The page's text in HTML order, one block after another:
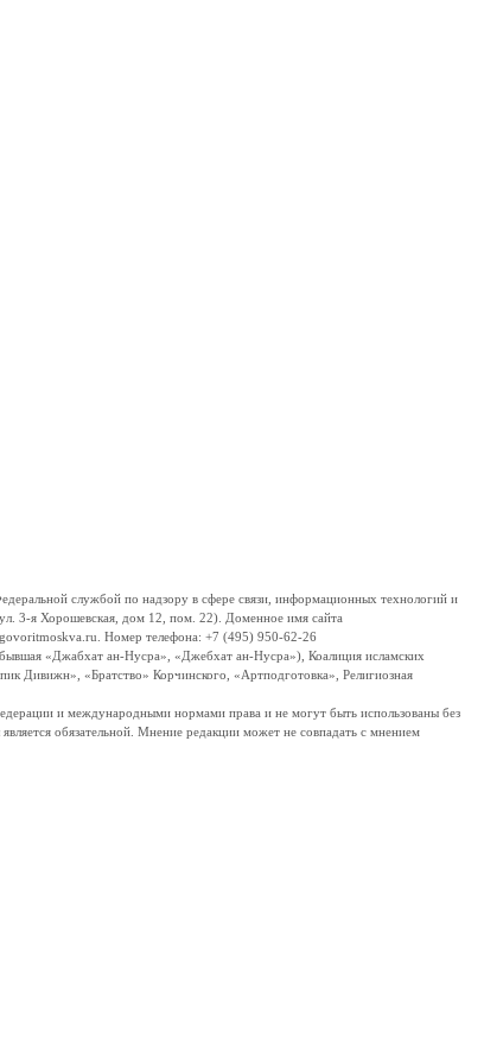
службой по надзору в сфере связи, информационных технологий и
3-я Хорошевская, дом 12, пом. 22). Доменное имя сайта
Номер телефона: +7 (495) 950-62-26
«Джабхат ан-Нусра», «Джебхат ан-Нусра»), Коалиция исламских
Дивижн», «Братство» Корчинского, «Артподготовка», Религиозная
и международными нормами права и не могут быть использованы без
обязательной. Мнение редакции может не совпадать с мнением